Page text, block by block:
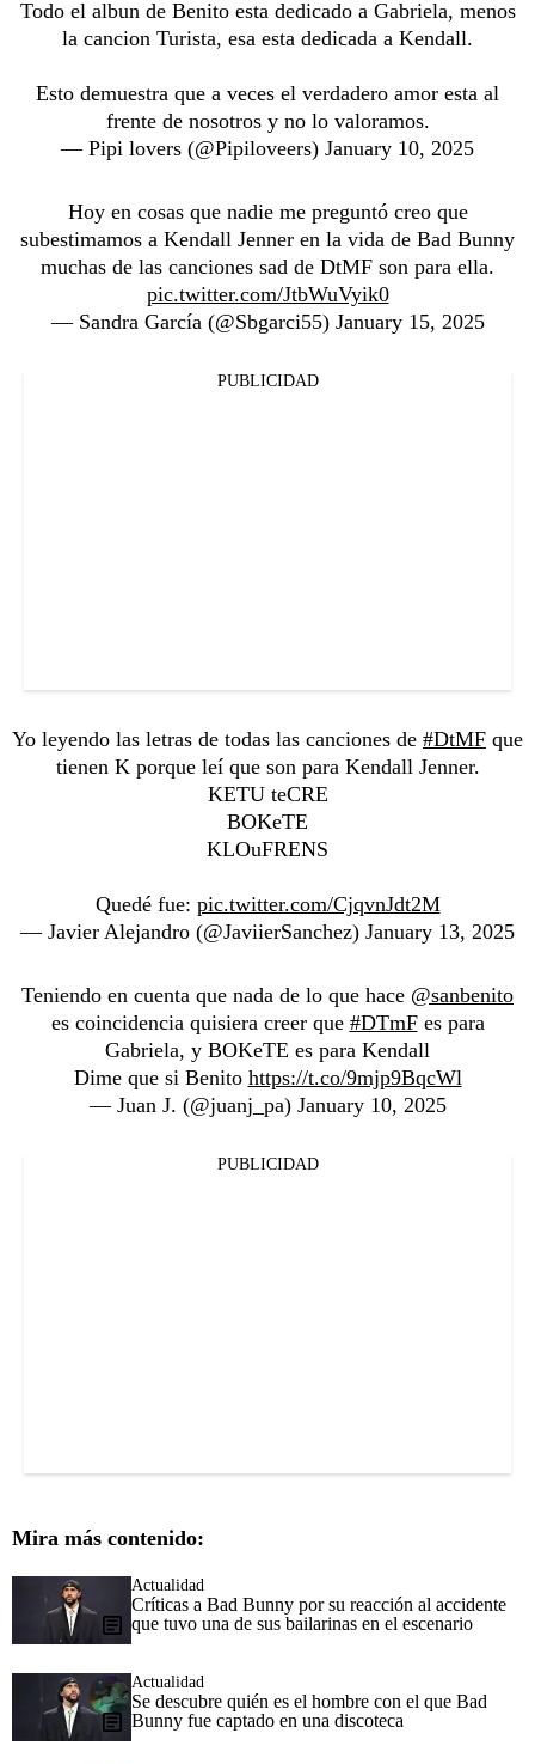
Todo el albun de Benito esta dedicado a Gabriela, menos
la cancion Turista, esa esta dedicada a Kendall.
Esto demuestra que a veces el verdadero amor esta al
frente de nosotros y no lo valoramos.
— Pipi lovers (@Pipiloveers) January 10, 2025
Hoy en cosas que nadie me preguntó creo que
subestimamos a Kendall Jenner en la vida de Bad Bunny
muchas de las canciones sad de DtMF son para ella.
pic.twitter.com/JtbWuVyik0
— Sandra García (@Sbgarci55) January 15, 2025
PUBLICIDAD
Yo leyendo las letras de todas las canciones de #DtMF que
tienen K porque leí que son para Kendall Jenner.
KETU teCRE
BOKeTE
KLOuFRENS
Quedé fue: pic.twitter.com/CjqvnJdt2M
— Javier Alejandro (@JaviierSanchez) January 13, 2025
Teniendo en cuenta que nada de lo que hace @sanbenito
es coincidencia quisiera creer que #DTmFes para
Gabriela, y BOKeTE es para Kendall
Dime que si Benito https://t.co/9mjp9BqcWl
— Juan J. (@juanj_pa) January 10, 2025
PUBLICIDAD
Mira más contenido:
Actualidad
Críticas a Bad Bunny por su reacción al accidente
que tuvo una de sus bailarinas en el escenario
Actualidad
Se descubre quién es el hombre con el que Bad
Bunny fue captado en una discoteca